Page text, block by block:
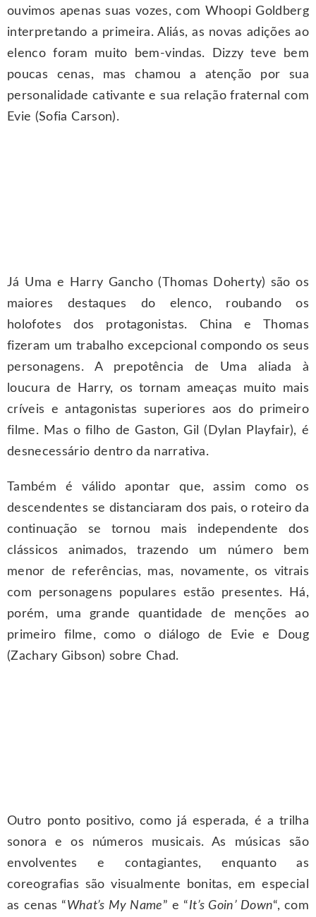
ouvimos apenas suas vozes, com Whoopi Goldberg
interpretando a primeira. Aliás, as novas adições ao
elenco foram muito bem-vindas. Dizzy teve bem
poucas cenas, mas chamou a atenção por sua
personalidade cativante e sua relação fraternal com
Evie (Sofia Carson).
Já Uma e Harry Gancho (Thomas Doherty) são os
maiores destaques do elenco, roubando os
holofotes dos protagonistas. China e Thomas
fizeram um trabalho excepcional compondo os seus
personagens. A prepotência de Uma aliada à
loucura de Harry, os tornam ameaças muito mais
críveis e antagonistas superiores aos do primeiro
filme. Mas o filho de Gaston, Gil (Dylan Playfair), é
desnecessário dentro da narrativa.
Também é válido apontar que, assim como os
descendentes se distanciaram dos pais, o roteiro da
continuação se tornou mais independente dos
clássicos animados, trazendo um número bem
menor de referências, mas, novamente, os vitrais
com personagens populares estão presentes. Há,
porém, uma grande quantidade de menções ao
primeiro filme, como o diálogo de Evie e Doug
(Zachary Gibson) sobre Chad.
Outro ponto positivo, como já esperada, é a trilha
sonora e os números musicais. As músicas são
envolventes e contagiantes, enquanto as
coreografias são visualmente bonitas, em especial
as cenas “What’s My Name” e “It’s Goin’ Down“, com